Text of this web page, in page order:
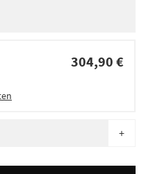
304,90 €
+